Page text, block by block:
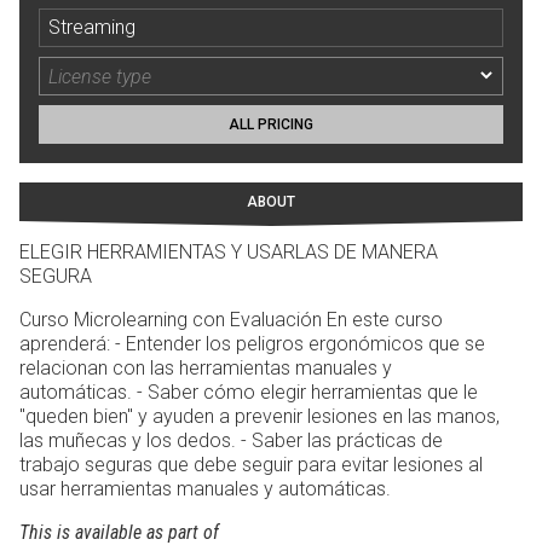
Streaming
ALL PRICING
ABOUT
ELEGIR HERRAMIENTAS Y USARLAS DE MANERA
SEGURA
Curso Microlearning con Evaluación En este curso
aprenderá: - Entender los peligros ergonómicos que se
relacionan con las herramientas manuales y
automáticas. - Saber cómo elegir herramientas que le
"queden bien" y ayuden a prevenir lesiones en las manos,
las muñecas y los dedos. - Saber las prácticas de
trabajo seguras que debe seguir para evitar lesiones al
usar herramientas manuales y automáticas.
This is available as part of